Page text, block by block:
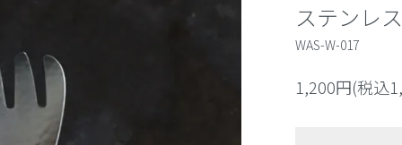
ステンレ
WAS-W-017
1,200円(税込